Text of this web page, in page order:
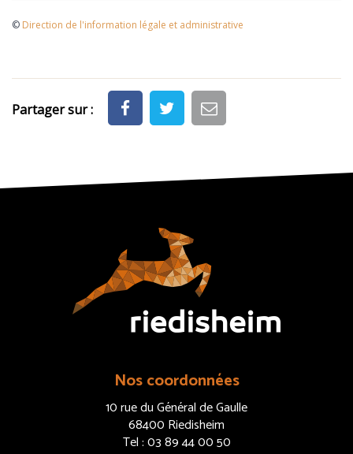
© Direction de l'information légale et administrative
Partager sur :
Nos coordonnées
10 rue du Général de Gaulle
68400 Riedisheim
Tel : 03 89 44 00 50